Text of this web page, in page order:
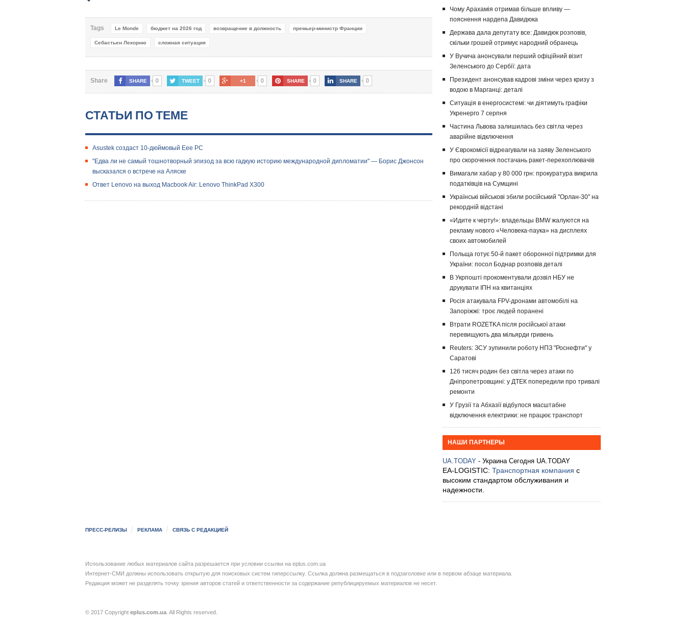
Tags Le Monde бюджет на 2026 год возвращение в должность премьер-министр Франции
Себастьен Лекорню сложная ситуация
Share SHARE 0 TWEET 0 +1 0 SHARE 0 SHARE 0
СТАТЬИ ПО ТЕМЕ
Asustek создаст 10-дюймовый Eee PC
"Едва ли не самый тошнотворный эпизод за всю гадкую историю международной дипломатии" — Борис Джонсон
высказался о встрече на Аляске
Ответ Lenovo на выход Macbook Air: Lenovo ThinkPad X300
Чому Арахамія отримав більше впливу —
пояснення нардепа Давидюка
Держава дала депутату все: Давидюк розповів,
скільки грошей отримує народний обранець
У Вучича анонсували перший офіційний візит
Зеленського до Сербії: дата
Президент анонсував кадрові зміни через кризу з
водою в Марганці: деталі
Ситуація в енергосистемі: чи діятимуть графіки
Укренерго 7 серпня
Частина Львова залишилась без світла через
аварійне відключення
У Єврокомісії відреагували на заяву Зеленського
про скорочення постачань ракет-перехоплювачів
Вимагали хабар у 80 000 грн: прокуратура викрила
податківців на Сумщині
Українські військові збили російський "Орлан-30" на
рекордній відстані
«Идите к черту!»: владельцы BMW жалуются на
рекламу нового «Человека-паука» на дисплеях
своих автомобилей
Польща готує 50-й пакет оборонної підтримки для
України: посол Боднар розповів деталі
В Укрпошті прокоментували дозвіл НБУ не
друкувати ІПН на квитанціях
Росія атакувала FPV-дронами автомобілі на
Запоріжжі: троє людей поранені
Втрати ROZETKA після російської атаки
перевищують два мільярди гривень
Reuters: ЗСУ зупинили роботу НПЗ "Роснефти" у
Саратові
126 тисяч родин без світла через атаки по
Дніпропетровщині: у ДТЕК попередили про тривалі
ремонти
У Грузії та Абхазії відбулося масштабне
відключення електрики: не працює транспорт
НАШИ ПАРТНЕРЫ
UA.TODAY - Украина Сегодня UA.TODAY
EA-LOGISTIC: Транспортная компания с
высоким стандартом обслуживания и
надежности.
ПРЕСС-РЕЛИЗЫ РЕКЛАМА СВЯЗЬ С РЕДАКЦИЕЙ
Использование любых материалов сайта разрешается при условии ссылки на eplus.com.ua
Интернет-СМИ должны использовать открытую для поисковых систем гиперссылку. Ссылка должна размещаться в подзаголовке или в первом абзаце материала.
Редакция может не разделять точку зрения авторов статей и ответственности за содержание републицируемых материалов не несет.
© 2017 Copyright eplus.com.ua. All Rights reserved.